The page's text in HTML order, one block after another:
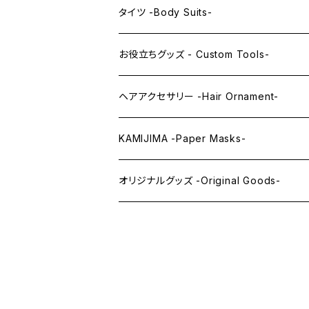
KAWAII Little series
レンズアイ
レンズアイEX
クリスタルアイ -Crystal Eyes-
アイラインステッカー -Eye Line Stickers-
まゆ毛 -Eyebrows-
まつ毛 -Eyelash-
タイツ -Body Suits-
全身タイツ -Full Body Suits-
上半身タイツ -Upper Body Suits-
お役立ちグッズ - Custom Tools-
カスタム用品 -Custom Tools-
ウィッグメンテナンス -Wig Maintenance-
ヘアアクセサリー -Hair Ornament-
KAMIJIMA -Paper Masks-
ペーパーマスク -Paper Masks-
オリジナルグッズ -Original Goods-